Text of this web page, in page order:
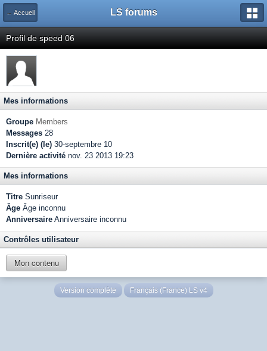
← Accueil LS forums
Profil de speed 06
Mes informations
Groupe Members
Messages 28
Inscrit(e) (le) 30-septembre 10
Dernière activité nov. 23 2013 19:23
Mes informations
Titre Sunriseur
Âge Âge inconnu
Anniversaire Anniversaire inconnu
Contrôles utilisateur
Mon contenu
Version complète Français (France) LS v4